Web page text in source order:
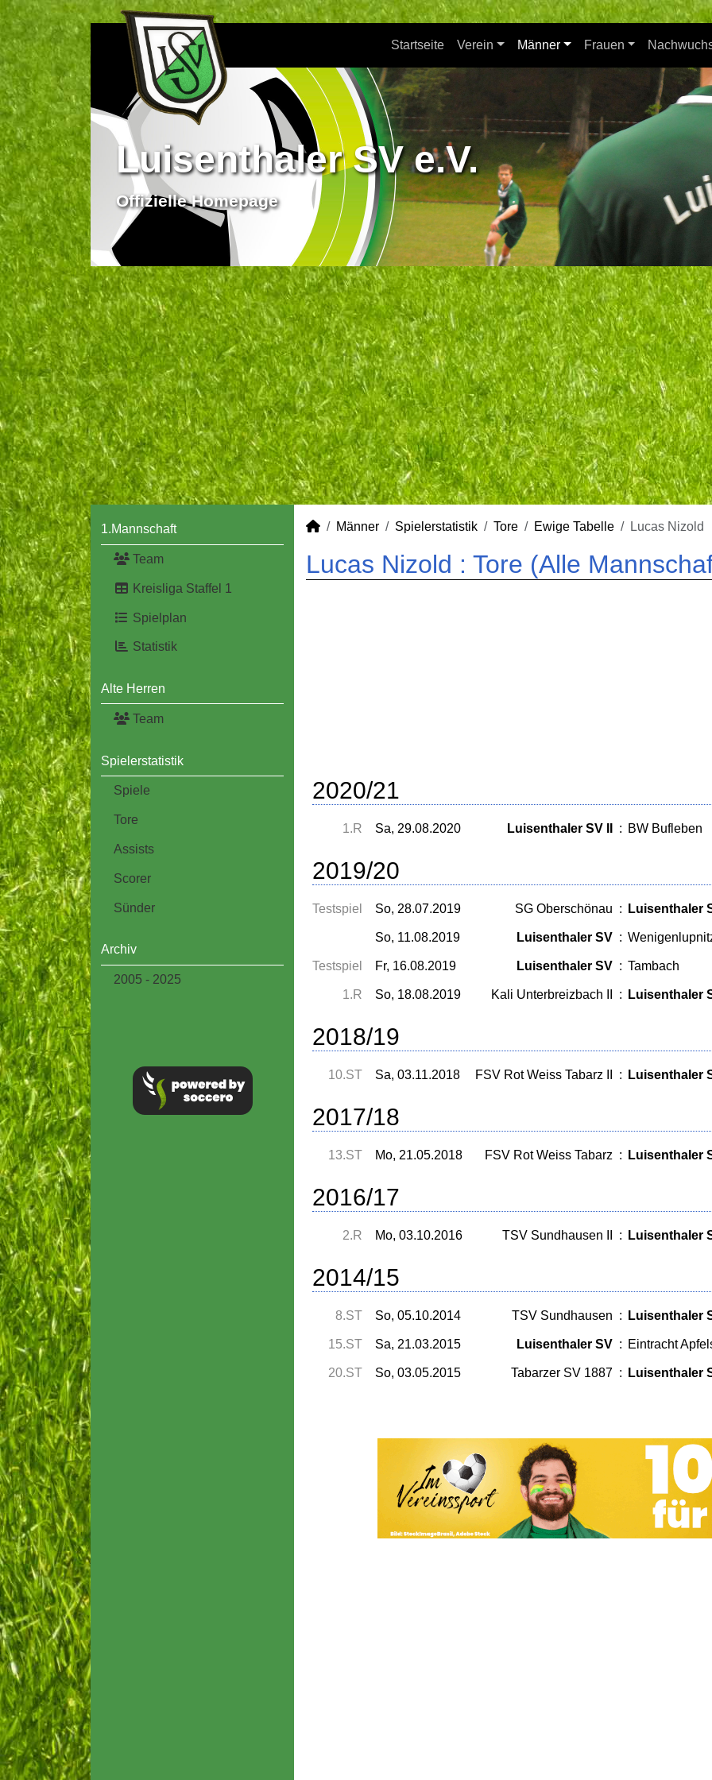
Startseite Verein Männer Frauen
Luisenthaler SV e.V.
Offizielle Homepage
1.Mannschaft
Team
Kreisliga Staffel 1
Spielplan
Statistik
Alte Herren
Team
Spielerstatistik
Spiele
Tore
Assists
Scorer
Sünder
Archiv
2005 - 2025
Männer Spielerstatistik Tore Ewige Tabelle Lucas Nizold
Lucas Nizold : Tore (Alle
2020/21
1.R Sa, 29.08.2020 Luisenthaler SV II : BW Bufleben
2019/20
Testspiel So, 28.07.2019 SG Oberschönau : Luisenthaler
So, 11.08.2019 Luisenthaler SV :
Testspiel Fr, 16.08.2019 Luisenthaler SV : Tambach
1.R So, 18.08.2019 Kali Unterbreizbach II : Luisenthaler
2018/19
10.ST Sa, 03.11.2018 FSV Rot Weiss Tabarz II : Luisenthaler
2017/18
13.ST Mo, 21.05.2018 FSV Rot Weiss Tabarz : Luisenthaler
2016/17
2.R Mo, 03.10.2016 TSV Sundhausen II : Luisenthaler
2014/15
8.ST So, 05.10.2014 TSV Sundhausen : Luisenthaler
15.ST Sa, 21.03.2015 Luisenthaler SV : Eintracht
20.ST So, 03.05.2015 Tabarzer SV 1887 : Luisenthaler